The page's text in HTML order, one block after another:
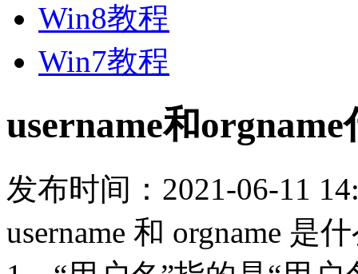
Win8教程
Win7教程
username和
发布时间：2021-06-11
username 和 orgname 是